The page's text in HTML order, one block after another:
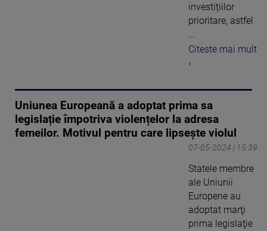
investițiilor
prioritare, astfel
...
Citeste mai mult
›
Uniunea Europeană a adoptat prima sa
legislație împotriva violențelor la adresa
femeilor. Motivul pentru care lipsește violul
07-05-2024 | 15:39
Statele membre
ale Uniunii
Europene au
adoptat marţi
prima legislaţie